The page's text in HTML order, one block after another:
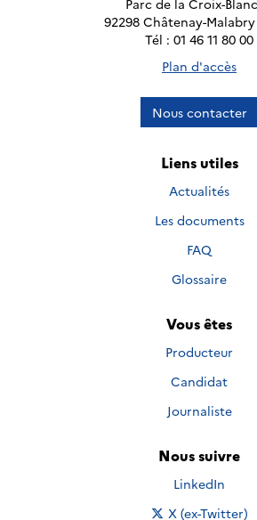
Parc de la Croix-
92298 Châtenay-
Tél : 01 46 11 80 00
Plan d'accès
Nous contacter
Liens utiles
Actualités
Les documents
FAQ
Glossaire
Vous êtes
Producteur
Candidat
Journaliste
Nous suivre
Nous suivre sur
LinkedIn
Nous suivre sur
X (ex-Twitter)